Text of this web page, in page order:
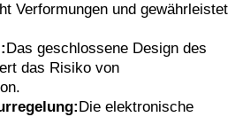
Verformungen und gewährleistet
Das geschlossene Design des
das Risiko von
Die elektronische